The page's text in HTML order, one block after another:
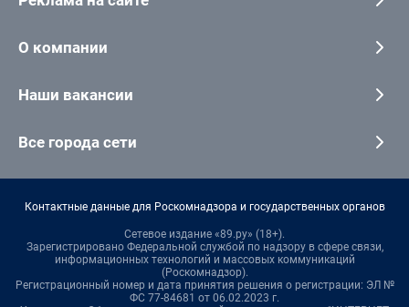
О компании
Наши вакансии
Все города сети
Контактные данные для Роскомнадзора и государственных органов
Сетевое издание «89.ру» (18+).
Зарегистрировано Федеральной службой по надзору в сфере связи,
информационных технологий и массовых коммуникаций
(Роскомнадзор).
Регистрационный номер и дата принятия решения о регистрации: ЭЛ №
ФС 77-84681 от 06.02.2023 г.